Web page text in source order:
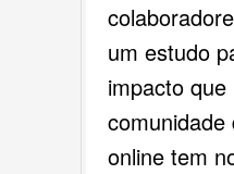
um estudo
impacto que
online tem